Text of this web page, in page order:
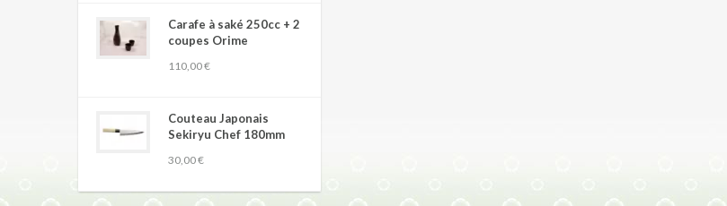
Carafe à saké 250cc + 2
coupes Orime
110,00 €
Couteau Japonais
Sekiryu Chef 180mm
30,00 €